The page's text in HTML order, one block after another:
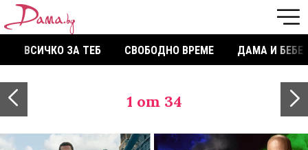
ВСИЧКО ЗА ТЕБ СВОБОДНО ВРЕМЕ ДАМА И БЕБЕ
1 от 34